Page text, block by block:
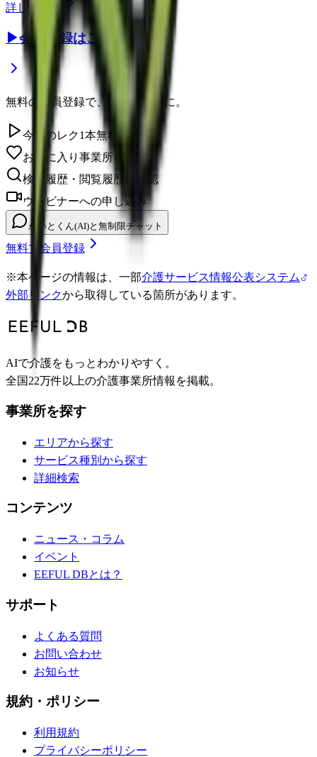
詳しく見る
▶会員登録はこちら
無料の会員登録で、さらに便利に。
今日のレク1本無料視聴
お気に入り事業所を保存
検索履歴・閲覧履歴の確認
ウェビナーへの申し込み
かいとくん(AI)と無制限チャット
無料で会員登録
※本ページの情報は、一部介護サービス情報公表システム
外部リンクから取得している箇所があります。
AIで介護をもっとわかりやすく。
全国22万件以上の介護事業所情報を掲載。
事業所を探す
エリアから探す
サービス種別から探す
詳細検索
コンテンツ
ニュース・コラム
イベント
EEFUL DBとは？
サポート
よくある質問
お問い合わせ
お知らせ
規約・ポリシー
利用規約
プライバシーポリシー